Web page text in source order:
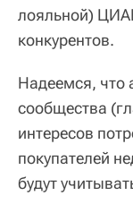
лояльной)
конкурентов.
Надеемся, что
сообщества
интересов
покупателей
будут